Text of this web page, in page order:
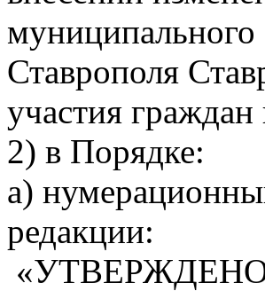
муниципального
Ставрополя
участия
2) в Порядке:
a)
редакции: